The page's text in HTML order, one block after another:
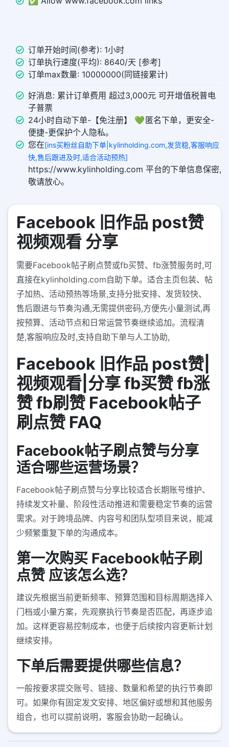
订单开始时间(参考): 1小时
订单执行速度(平均): 8640/天 [参考]
订单max数量: 10000000(同链接累计)
好消息: 累计订单费用 超过3,000元 可开增值税普电
子普票
24小时自动下单-【免注册】 💚 匿名下单，更安全-
便捷-更保护个人隐私。
您在[ins买粉丝自助下单|kylinholding.com,发货稳,客服响应
快,售后跟进及时,适合活动预热]
https://www.kylinholding.com 平台的下单信息保密,
敬请放心。
Facebook 旧作品 post赞
视频观看 分享
需要Facebook帖子刷点赞或fb买赞、fb涨赞服务时,可
直接在kylinholding.com自助下单。适合主页包装、帖
子加热、活动预热等场景,支持分批安排、发货较快、
售后跟进与节奏沟通,无需提供密码,方便先小量测试,再
按预算、活动节点和日常运营节奏继续追加。流程清
楚,客服响应及时,支持自助下单与人工协助,
Facebook 旧作品 post赞|
视频观看|分享 fb买赞 fb涨
赞 fb刷赞 Facebook帖子
刷点赞 FAQ
Facebook帖子刷点赞与分享
适合哪些运营场景？
Facebook帖子刷点赞与分享比较适合长期账号维护、
持续发文补量、阶段性活动推进和需要稳定节奏的运营
需求。对于跨境品牌、内容号和团队型项目来说，能减
少频繁重复下单的沟通成本。
第一次购买 Facebook帖子刷
点赞 应该怎么选？
建议先根据当前更新频率、预算范围和目标周期选择入
门档或小量方案，先观察执行节奏是否匹配，再逐步追
加。这样更容易控制成本，也便于后续按内容更新计划
继续安排。
下单后需要提供哪些信息？
一般按要求提交账号、链接、数量和希望的执行节奏即
可。如果你有固定发文安排、地区偏好或想和其他服务
组合，也可以提前说明，客服会协助一起确认。